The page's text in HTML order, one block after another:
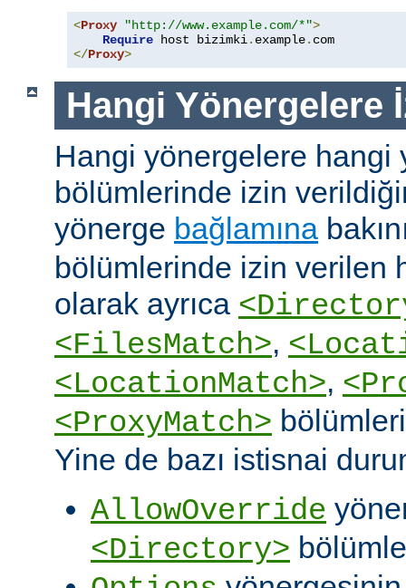
<Proxy "http://www.example.com/*">
Require host bizimki. example.
</Proxy>
Hangi Yönergelere
Hangi yönergelere hangi
bölümlerinde izin
yönerge bağlamına
bölümlerinde izin verilen
olarak ayrıca
<FilesMatch>,
<LocationMatch>,
<ProxyMatch>
Yine de bazı istisnai
AllowOverride
<Directory>